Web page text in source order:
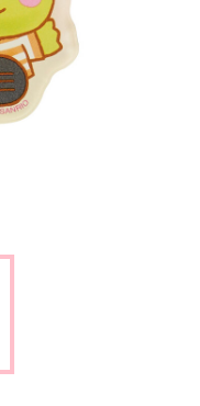
ニュース